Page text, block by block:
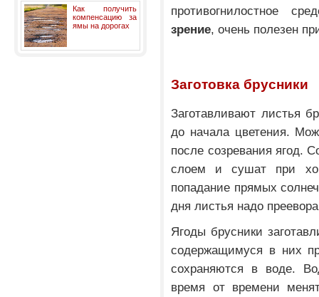
Как получить
компенсацию за
ямы на дорогах
противогнилостное
зрение, очень полезен
Заготовка брусники
Заготавливают листья
до начала цветения.
после созревания ягод.
слоем и сушат при
попадание прямых
дня листья надо
Ягоды брусники
содержащимуся в них
сохраняются в воде.
время от времени